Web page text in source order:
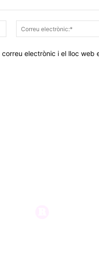
Nom:*
correu electrònic i el lloc